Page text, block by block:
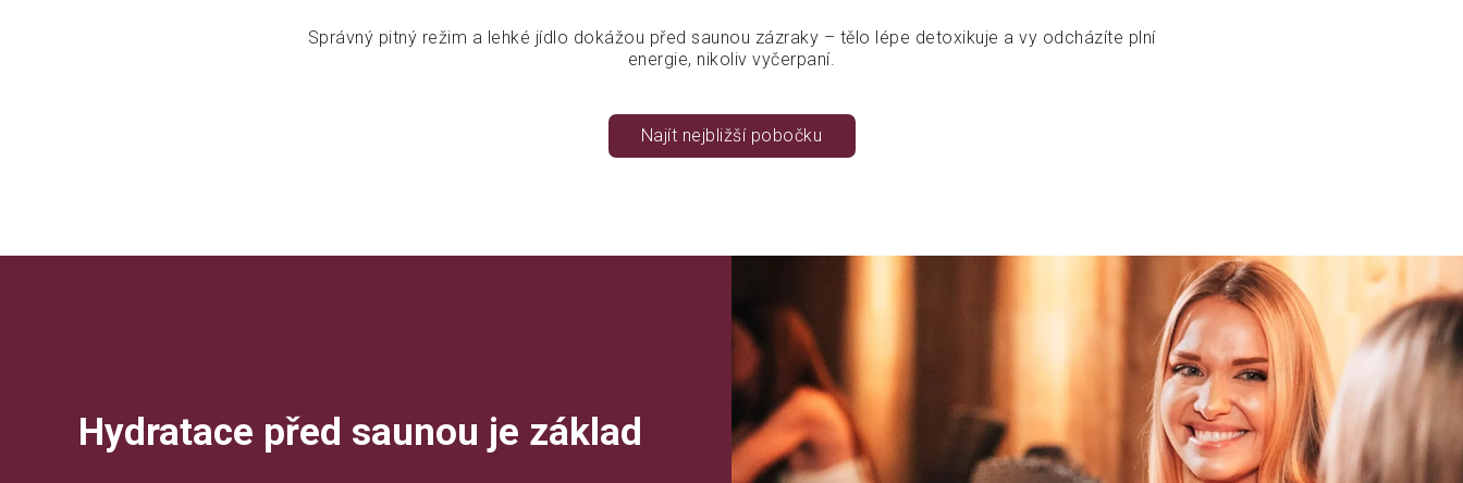
Správný pitný režim a lehké jídlo dokážou před saunou zázraky – tělo lépe detoxikuje a vy odcházíte plní
energie, nikoliv vyčerpaní.
Najít nejbližší pobočku
Hydratace před saunou je základ